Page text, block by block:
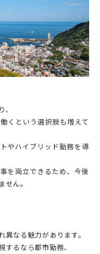
くという選択肢も増えて
やハイブリッド勤務を導
を両立できるため、今後
ん。
なる魅力があります。
るなら都市勤務、